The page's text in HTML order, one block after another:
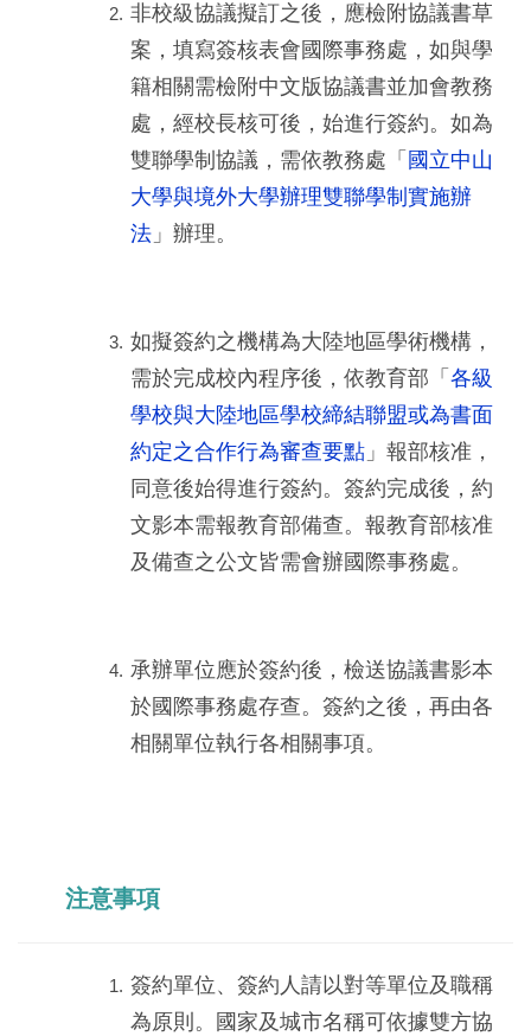
非校級協議擬訂之後，應檢附協議書草
案，填寫簽核表會國際事務處，如與學
籍相關需檢附中文版協議書並加會教務
處，經校長核可後，始進行簽約。如為
雙聯學制協議，需依教務處「 國立中山
大學與境外大學辦理雙聯學制實施辦
法 」辦理。
如擬簽約之機構為大陸地區學術機構，
需於完成校內程序後，依教育部「 各級
學校與大陸地區學校締結聯盟或為書面
約定之合作行為審查要點 」報部核准，
同意後始得進行簽約。簽約完成後，約
文影本需報教育部備查。報教育部核准
及備查之公文皆需會辦國際事務處。
承辦單位應於簽約後，檢送協議書影本
於國際事務處存查。簽約之後，再由各
相關單位執行各相關事項。
注意事項
簽約單位、簽約人請以對等單位及職稱
為原則。國家及城市名稱可依據雙方協